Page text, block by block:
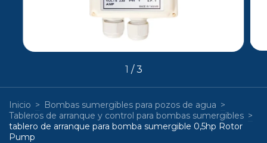
1 /3
Inicio > Bombas sumergibles para pozos de agua >
Tableros de arranque y control para bombas sumergibles >
tablero de arranque para bomba sumergible 0,5hp Rotor
Pump